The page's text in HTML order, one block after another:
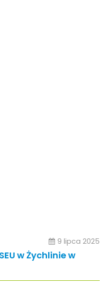
9 lipca 2025
w Żychlinie w